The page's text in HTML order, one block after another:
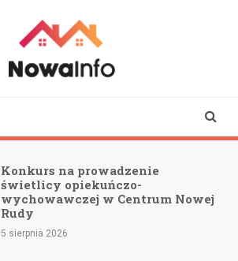
Konkurs na prowadzenie
świetlicy opiekuńczo-
wychowawczej w Centrum Nowej
Rudy
5 sierpnia 2026